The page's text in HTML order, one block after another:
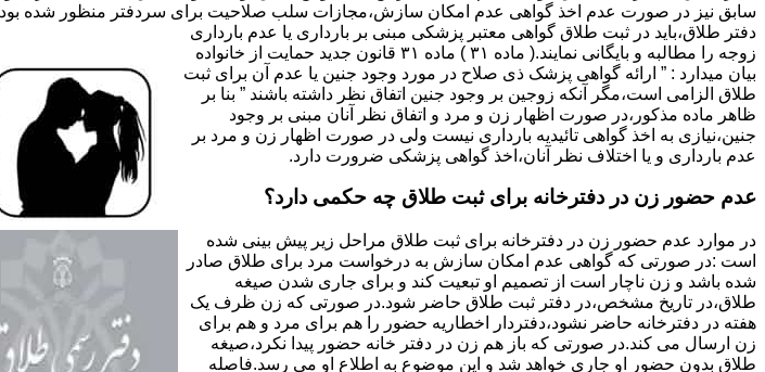
سابق نیز در صورت عدم اخذ گواهی عدم امکان سازش،مجازات سلب صلاحیت برای سردفتر منظور شده
دفتر طلاق،باید در ثبت طلاق گواهی معتبر پزشکی مبنی بر بارداری یا عدم بارداری
زوجه را مطالبه و بایگانی نمایند.( ماده ۳۱ ) ماده ۳۱ قانون جدید حمایت از خانواده
بیان میدارد : ” ارائه گواهی پزشک ذی صلاح در مورد وجود جنین یا عدم آن برای ثبت
طلاق الزامی است،مگر آنکه زوجین بر وجود جنین اتفاق نظر داشته باشند ” بنا بر
ظاهر ماده مذکور،در صورت اظهار زن و مرد و اتفاق نظر آنان مبنی بر وجود
جنین،نیازی به اخذ گواهی تائیدیه بارداری نیست ولی در صورت اظهار زن و مرد بر
عدم بارداری و یا اختلاف نظر آنان،اخذ گواهی پزشکی ضرورت دارد.
عدم حضور زن در دفترخانه برای ثبت طلاق چه حکمی دارد؟
در موارد عدم حضور زن در دفترخانه برای ثبت طلاق مراحل زیر پیش بینی شده
است :در صورتی که گواهی عدم امکان سازش به درخواست مرد برای طلاق صادر
شده باشد و زن ناچار است از تصمیم او تبعیت کند و برای جاری شدن صیغه
طلاق،در تاریخ مشخص،در دفتر ثبت طلاق حاضر شود.در صورتی که زن ظرف یک
هفته در دفترخانه حاضر نشود،دفتردار اخطاریه حضور را هم برای مرد و هم برای
زن ارسال می کند.در صورتی که باز هم زن در دفتر خانه حضور پیدا نکرد،صیغه
طلاق بدون حضور او جاری خواهد شد و این موضوع به اطلاع او می رسد.فاصله